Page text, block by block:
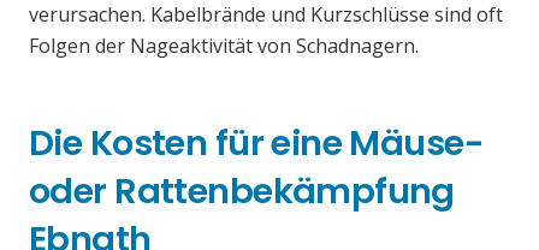
verursachen. Kabelbrände und Kurzschlüsse sind oft
Folgen der Nageaktivität von Schadnagern.
Die Kosten für eine Mäuse-
oder Rattenbekämpfung
Ebnath